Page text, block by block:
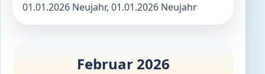
01.01.2026 Neujahr, 01.01.2026 Neujahr
Februar 2026